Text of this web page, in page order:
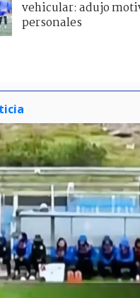
vehicular: adujo
personales